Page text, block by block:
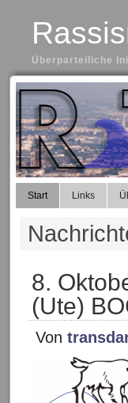
Überparteiliche
Start Links
8.
(Ute)
Von